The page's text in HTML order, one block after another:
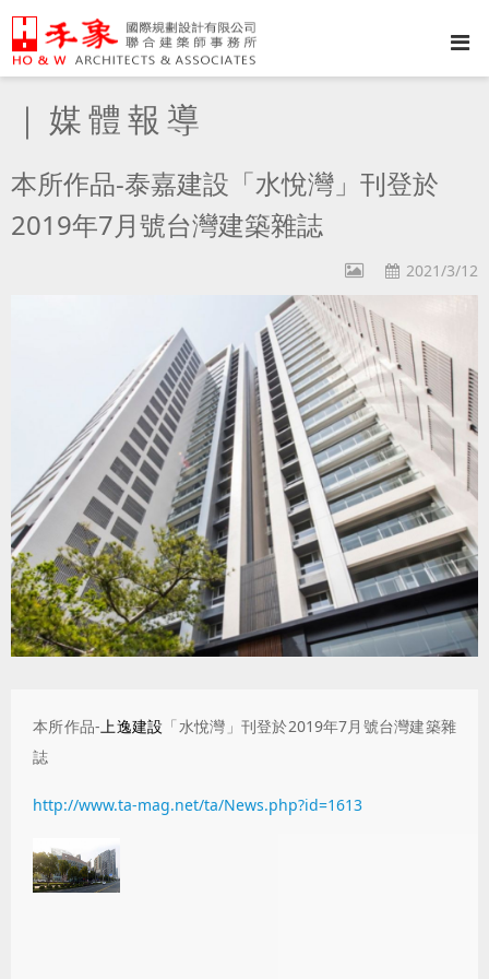
｜媒體報導
本所作品-泰嘉建設「水悅灣」刊登於
2019年7月號台灣建築雜誌
2021/3/12
本所作品-上逸建設 「水悅灣」刊登於2019年7月號台灣建築雜
誌
http://www.ta-mag.net/ta/News.php?id=1613